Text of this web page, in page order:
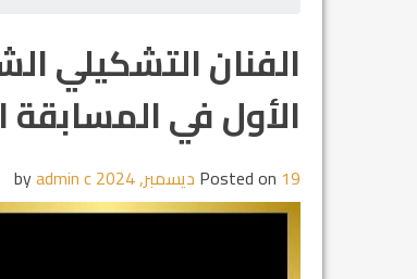
الفنان التشكيلي
الأول في المسابقة
Posted on 19 ديسمبر, 2024 admin c